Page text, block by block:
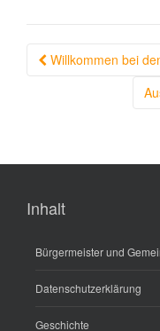
Willkommen bei
Inhalt
Bürgermeister und
Datenschutzerklärung
Geschichte